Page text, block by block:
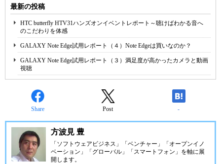
最新の投稿
HTC butterfly HTV31ハンズオンイベントレポート～聴けばわかる音へ
のこだわりを体感
GALAXY Note Edge試用レポート（４）Note Edgeは買いなのか？
GALAXY Note Edge試用レポート（３）満足度が高かったカメラと動画
視聴
Share Post -
方波見 豊
「ソフトウェアビジネス」「ベンチャー」「オープンイノ
ベーション」「グローバル」「スマートフォン」を軸に展
開します。